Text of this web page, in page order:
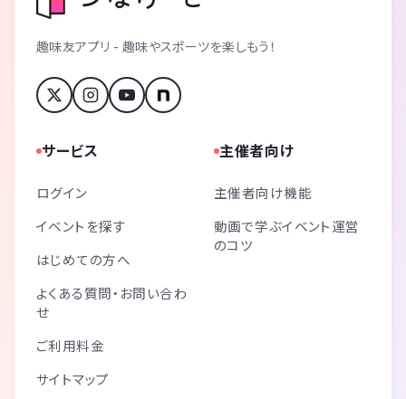
趣味友アプリ - 趣味やスポーツを楽しもう！
サービス
ログイン
イベントを探す
はじめての方へ
よくある質問・お問い合わ
せ
ご利用料金
サイトマップ
主催者向け
主催者向け機能
動画で学ぶイベント運営
のコツ